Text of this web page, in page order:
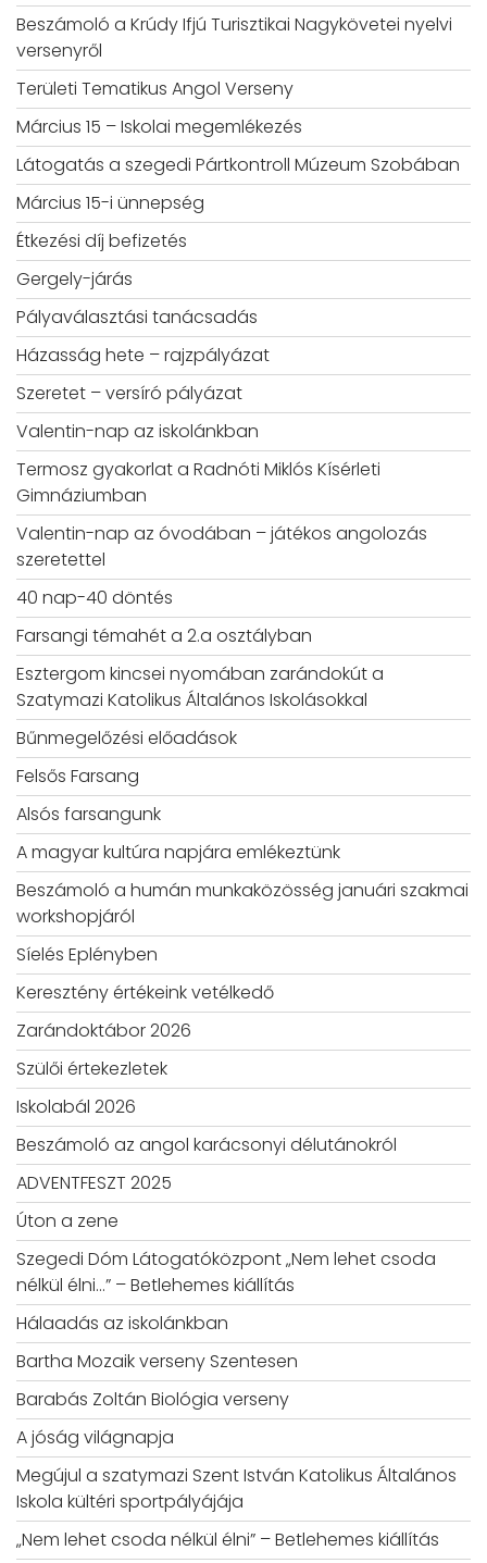
Beszámoló a Krúdy Ifjú Turisztikai Nagykövetei nyelvi
versenyről
Területi Tematikus Angol Verseny
Március 15 – Iskolai megemlékezés
Látogatás a szegedi Pártkontroll Múzeum Szobában
Március 15-i ünnepség
Étkezési díj befizetés
Gergely-járás
Pályaválasztási tanácsadás
Házasság hete – rajzpályázat
Szeretet – versíró pályázat
Valentin-nap az iskolánkban
Termosz gyakorlat a Radnóti Miklós Kísérleti
Gimnáziumban
Valentin-nap az óvodában – játékos angolozás
szeretettel
40 nap-40 döntés
Farsangi témahét a 2.a osztályban
Esztergom kincsei nyomában zarándokút a
Szatymazi Katolikus Általános Iskolásokkal
Bűnmegelőzési előadások
Felsős Farsang
Alsós farsangunk
A magyar kultúra napjára emlékeztünk
Beszámoló a humán munkaközösség januári szakmai
workshopjáról
Síelés Eplényben
Keresztény értékeink vetélkedő
Zarándoktábor 2026
Szülői értekezletek
Iskolabál 2026
Beszámoló az angol karácsonyi délutánokról
ADVENTFESZT 2025
Úton a zene
Szegedi Dóm Látogatóközpont „Nem lehet csoda
nélkül élni…” – Betlehemes kiállítás
Hálaadás az iskolánkban
Bartha Mozaik verseny Szentesen
Barabás Zoltán Biológia verseny
A jóság világnapja
Megújul a szatymazi Szent István Katolikus Általános
Iskola kültéri sportpályájája
„Nem lehet csoda nélkül élni” – Betlehemes kiállítás